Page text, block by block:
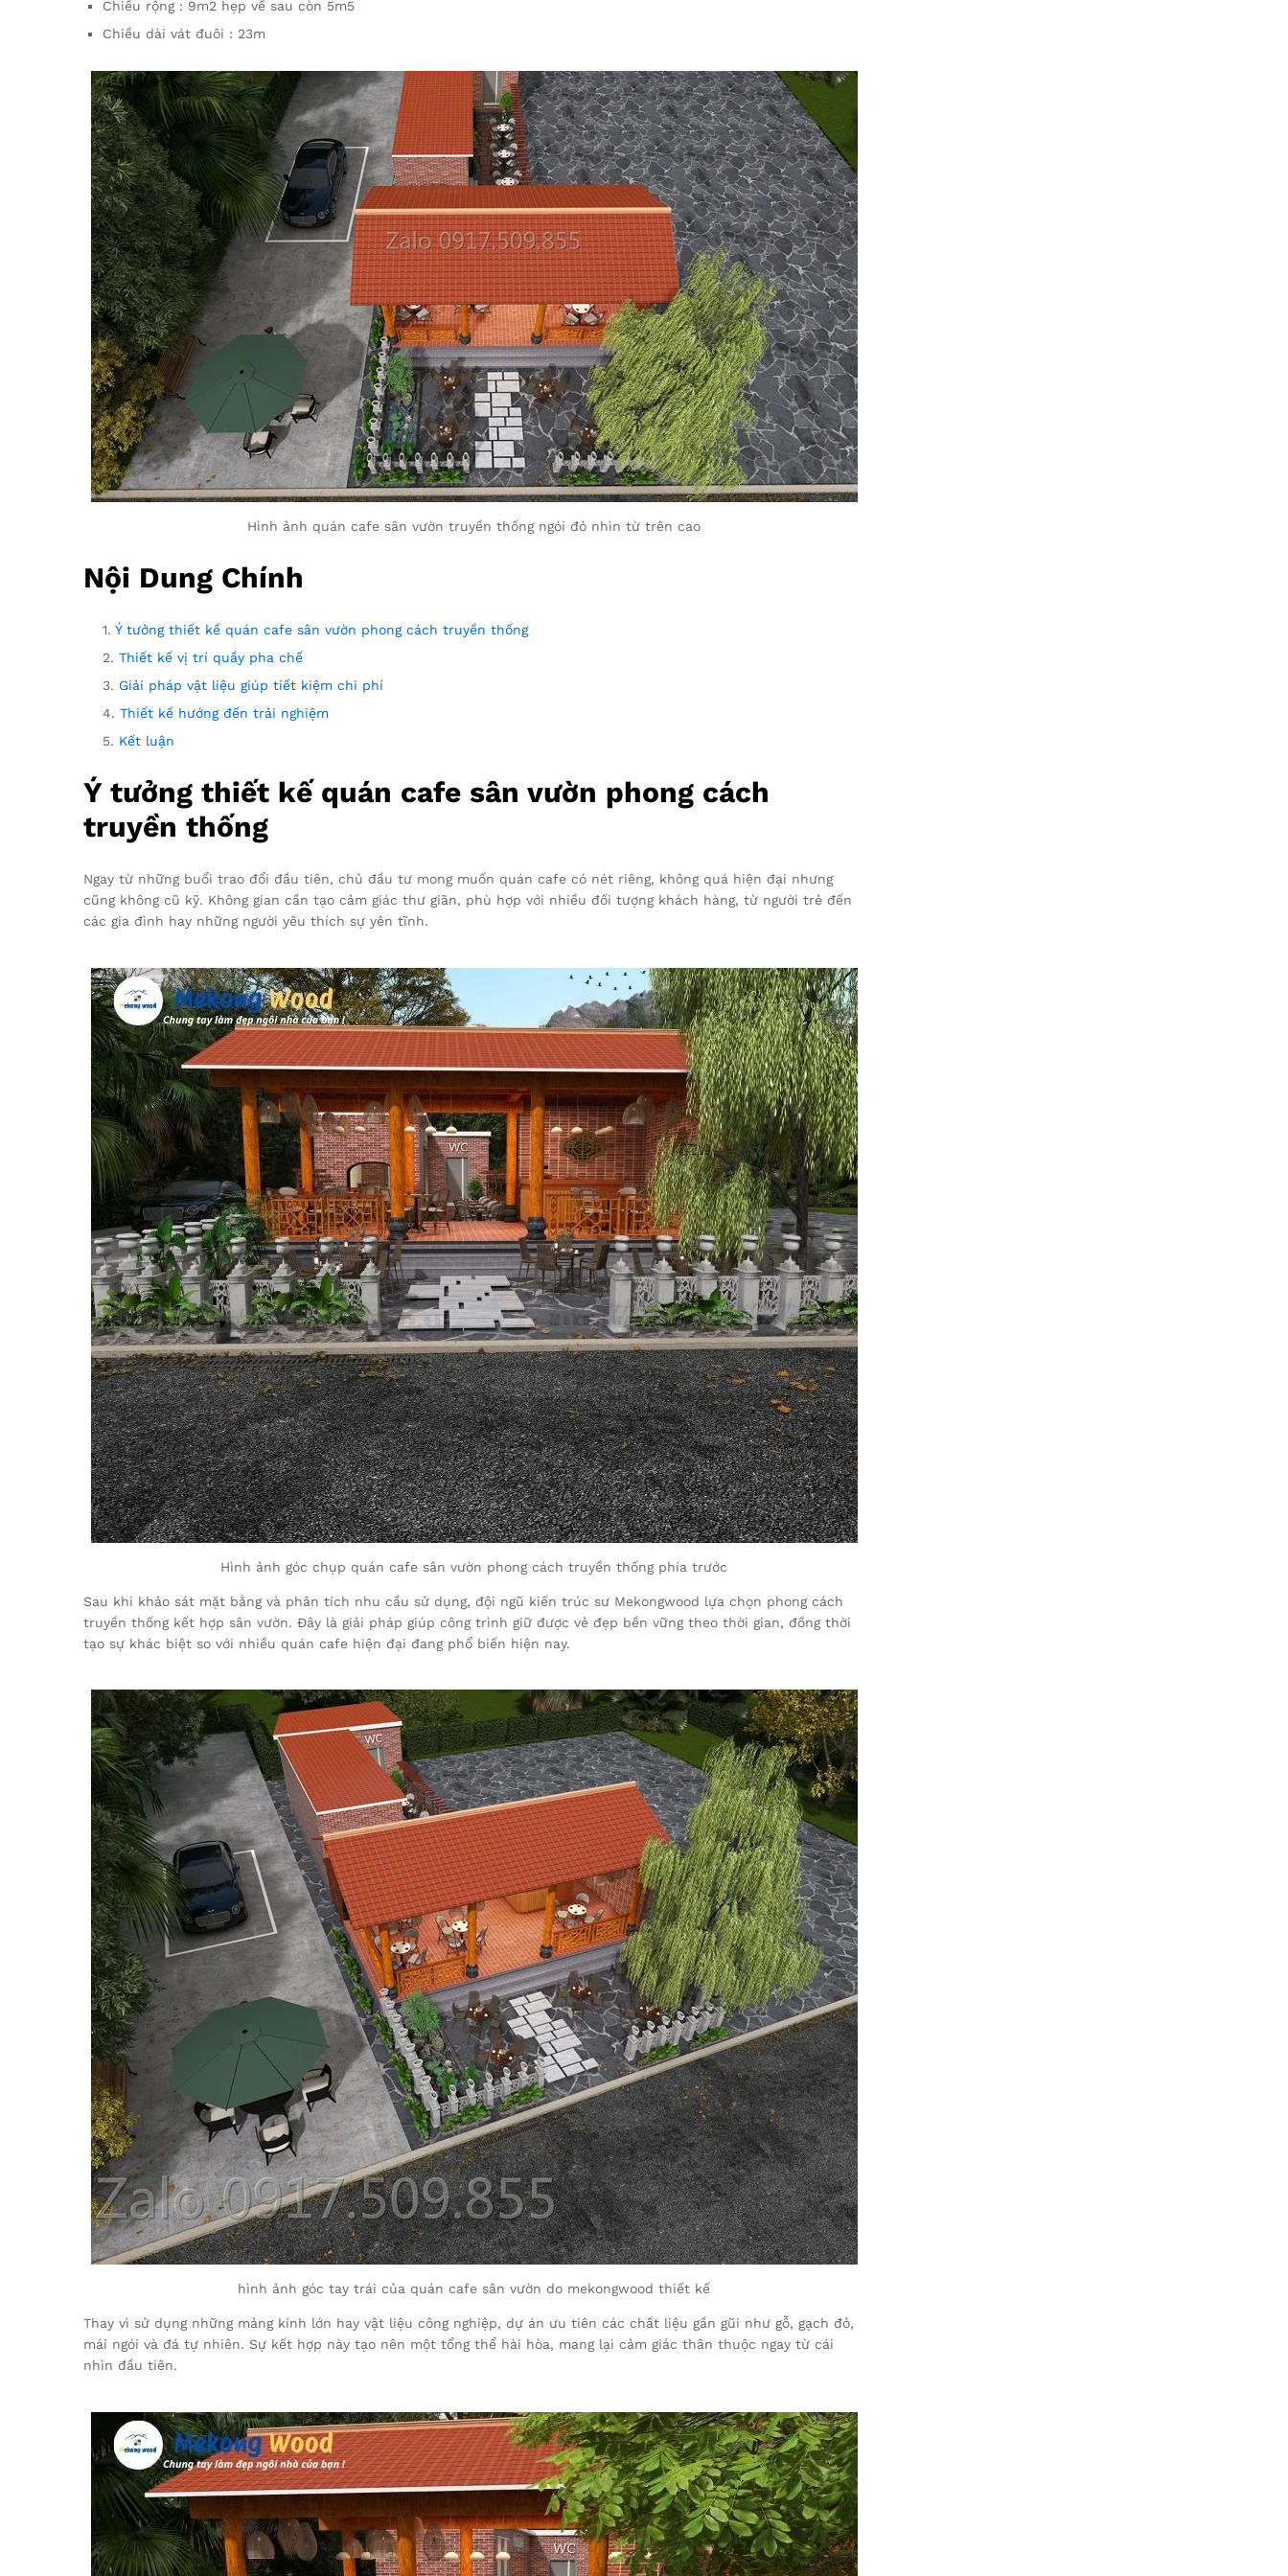
Chiều rộng : 9m2 hẹp về sau còn 5m5
Chiều dài vát đuôi : 23m
Hình ảnh quán cafe sân vườn truyền thống ngói đỏ nhìn từ trên cao
Nội Dung Chính
Ý tưởng thiết kế quán cafe sân vườn phong cách truyền thống
Thiết kế vị trí quầy pha chế
Giải pháp vật liệu giúp tiết kiệm chi phí
Thiết kế hướng đến trải nghiệm
Kết luận
Ý tưởng thiết kế quán cafe sân vườn phong cách
truyền thống
Ngay từ những buổi trao đổi đầu tiên, chủ đầu tư mong muốn quán cafe có nét riêng, không quá hiện đại nhưng
cũng không cũ kỹ. Không gian cần tạo cảm giác thư giãn, phù hợp với nhiều đối tượng khách hàng, từ người trẻ đến
các gia đình hay những người yêu thích sự yên tĩnh.
Hình ảnh góc chụp quán cafe sân vườn phong cách truyền thống phía trước
Sau khi khảo sát mặt bằng và phân tích nhu cầu sử dụng, đội ngũ kiến trúc sư Mekongwood lựa chọn phong cách
truyền thống kết hợp sân vườn. Đây là giải pháp giúp công trình giữ được vẻ đẹp bền vững theo thời gian, đồng thời
tạo sự khác biệt so với nhiều quán cafe hiện đại đang phổ biến hiện nay.
hình ảnh góc tay trái của quán cafe sân vườn do mekongwood thiết kế
Thay vì sử dụng những mảng kính lớn hay vật liệu công nghiệp, dự án ưu tiên các chất liệu gần gũi như gỗ, gạch đỏ,
mái ngói và đá tự nhiên. Sự kết hợp này tạo nên một tổng thể hài hòa, mang lại cảm giác thân thuộc ngay từ cái
nhìn đầu tiên.